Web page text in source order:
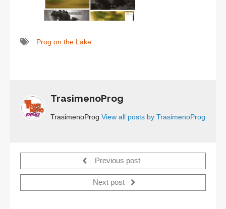
Prog on the Lake
TrasimenoProg
TrasimenoProg View all posts by TrasimenoProg
Previous post
Next post